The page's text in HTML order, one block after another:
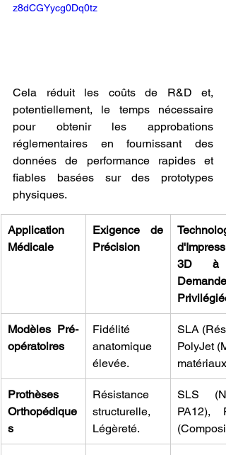
z8dCGYycg0Dq0tz
Cela réduit les coûts de R&D et,
potentiellement, le temps nécessaire
pour obtenir les approbations
réglementaires en fournissant des
données de performance rapides et
fiables basées sur des prototypes
physiques.
Application
Médicale
Exigence de
Précision
3D à
Demande
Privilégiée
Modèles Pré-
opératoires
Fidélité
anatomique
élevée.
SLA
PolyJet
matériaux).
Prothèses
Orthopédique
s
Résistance
structurelle,
Légèreté.
SLS
PA12),